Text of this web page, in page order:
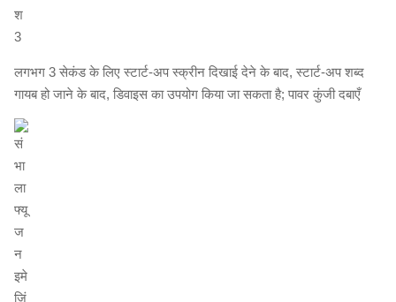
लगभग 3 सेकंड के लिए स्टार्ट-अप स्क्रीन दिखाई देने के बाद, स्टार्ट-अप शब्द
गायब हो जाने के बाद, डिवाइस का उपयोग किया जा सकता है; पावर कुंजी दबाएँ